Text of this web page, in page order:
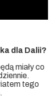
dla Dalii?
miały co
tego